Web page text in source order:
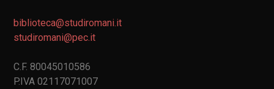
biblioteca@studiromani.it
studiromani@pec.it
C.F. 80045010586
P.IVA 02117071007